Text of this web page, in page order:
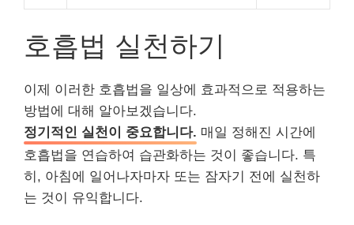
호흡법 실천하기
이제 이러한 호흡법을 일상에 효과적으로 적용하는
방법에 대해 알아보겠습니다.
정기적인 실천이 중요합니다. 매일 정해진 시간에
호흡법을 연습하여 습관화하는 것이 좋습니다. 특
히, 아침에 일어나자마자 또는 잠자기 전에 실천하
는 것이 유익합니다.